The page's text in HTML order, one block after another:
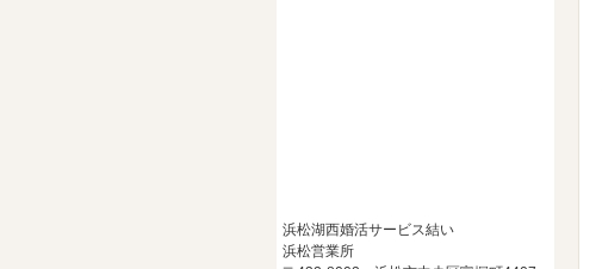
浜松湖西婚活サービス結い
浜松営業所